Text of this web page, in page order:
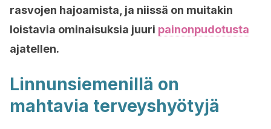
rasvojen hajoamista, ja niissä on muitakin
loistavia ominaisuksia juuri painonpudotusta
ajatellen.
Linnunsiemenillä on
mahtavia terveyshyötyjä